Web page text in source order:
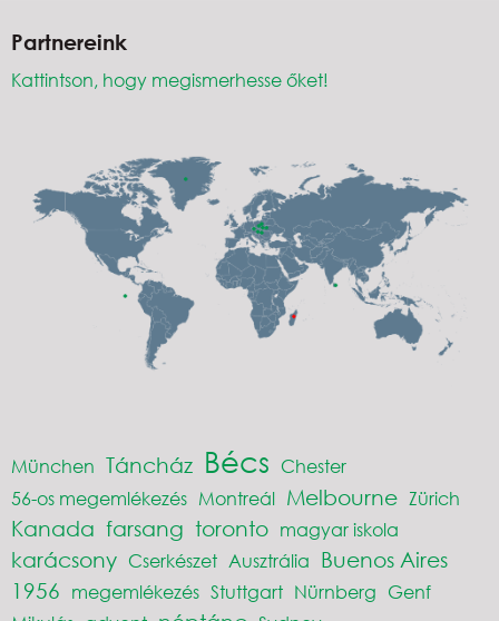
Partnereink
Kattintson, hogy megismerhesse őket!
München Táncház Bécs Chester
56-os megemlékezés Montreál Melbourne Zürich
Kanada farsang toronto magyar iskola
karácsony Cserkészet Ausztrália Buenos Aires
1956 megemlékezés Stuttgart Nürnberg Genf